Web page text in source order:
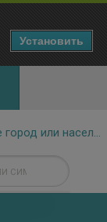
Установить